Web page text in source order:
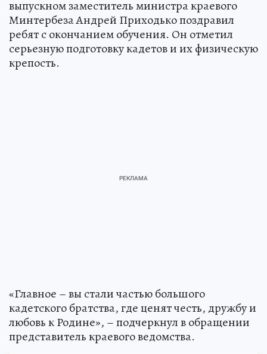
выпускном заместитель министра краевого
Минтербеза Андрей Приходько поздравил
ребят с окончанием обучения. Он отметил
серьезную подготовку кадетов и их физическую
крепость.
«Главное – вы стали частью большого
кадетского братства, где ценят честь, дружбу и
любовь к Родине», – подчеркнул в обращении
представитель краевого ведомства.